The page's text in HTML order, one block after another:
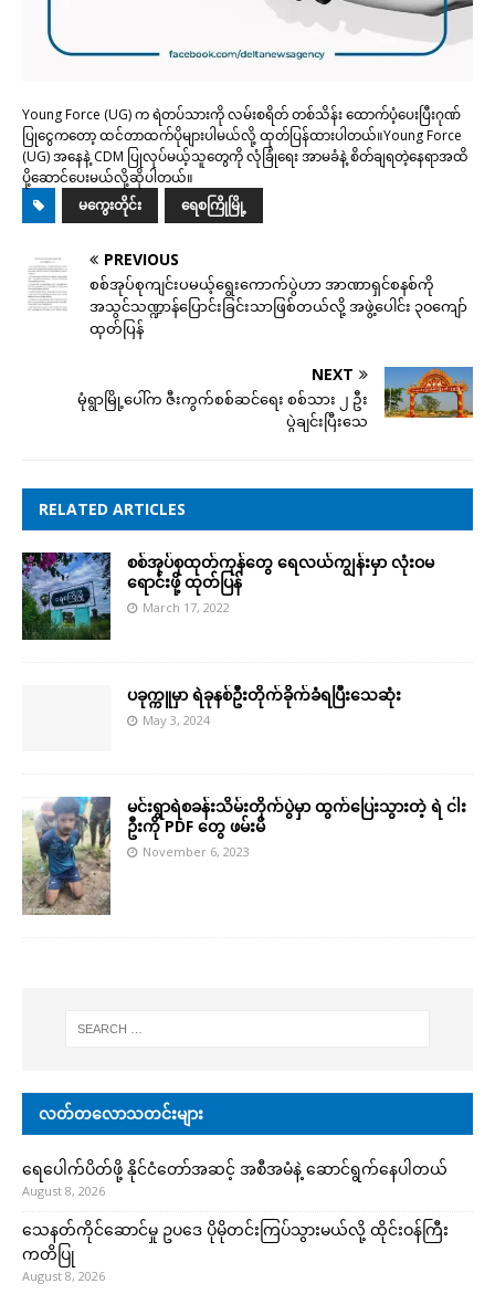
Young Force (UG) က ရဲတပ်သားကို လမ်းစရိတ် တစ်သိန်း ထောက်ပံ့ပေးပြီးဂုဏ်
ပြုငွေကတော့ ထင်တာထက်ပိုများပါမယ်လို့ ထုတ်ပြန်ထားပါတယ်။Young Force
(UG) အနေနဲ့ CDM ပြုလုပ်မယ့်သူတွေကို လုံခြုံရေး အာမခံနဲ့ စိတ်ချရတဲ့နေရာအထိ
ပို့ဆောင်ပေးမယ်လို့ဆိုပါတယ်။
မကွေးတိုင်း
ရေစကြိုမြို့
PREVIOUS
စစ်အုပ်စုကျင်းပမယ့်ရွေးကောက်ပွဲဟာ အာဏာရှင်စနစ်ကို
အသွင်သဏ္ဍာန်ပြောင်းခြင်းသာဖြစ်တယ်လို့ အဖွဲ့ပေါင်း ၃၀ကျော်
ထုတ်ပြန်
NEXT
မုံရွာမြို့ပေါ်က ဇီးကွက်စစ်ဆင်ရေး စစ်သား ၂ ဦး
ပွဲချင်းပြီးသေ
RELATED ARTICLES
စစ်အုပ်စုထုတ်ကုန်တွေ ရေလယ်ကျွန်းမှာ လုံးဝမ
ရောင်းဖို့ ထုတ်ပြန်
March 17, 2022
ပခုက္ကူမှာ ရဲခုနစ်ဦးတိုက်ခိုက်ခံရပြီးသေဆုံး
May 3, 2024
မင်းရွာရဲစခန်းသိမ်းတိုက်ပွဲမှာ ထွက်ပြေးသွားတဲ့ ရဲ ငါး
ဦးကို PDF တွေ ဖမ်းမိ
November 6, 2023
လတ်တလောသတင်းများ
ရေပေါက်ပိတ်ဖို့ နိုင်ငံတော်အဆင့် အစီအမံနဲ့ ဆောင်ရွက်နေပါတယ်
August 8, 2026
သေနတ်ကိုင်ဆောင်မှု ဥပဒေ ပိုမိုတင်းကြပ်သွားမယ်လို့ ထိုင်းဝန်ကြီး
ကတိပြု
August 8, 2026